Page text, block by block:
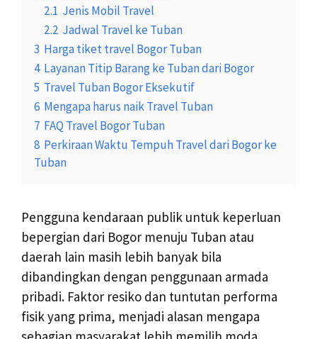
2.1 Jenis Mobil Travel
2.2 Jadwal Travel ke Tuban
3 Harga tiket travel Bogor Tuban
4 Layanan Titip Barang ke Tuban dari Bogor
5 Travel Tuban Bogor Eksekutif
6 Mengapa harus naik Travel Tuban
7 FAQ Travel Bogor Tuban
8 Perkiraan Waktu Tempuh Travel dari Bogor ke
Tuban
Pengguna kendaraan publik untuk keperluan
bepergian dari Bogor menuju Tuban atau
daerah lain masih lebih banyak bila
dibandingkan dengan penggunaan armada
pribadi. Faktor resiko dan tuntutan performa
fisik yang prima, menjadi alasan mengapa